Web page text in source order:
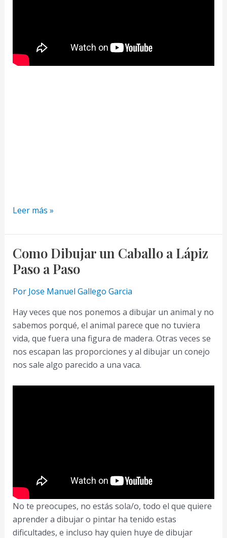
Como
un
Unicornio
Realista
con
Lapiz
a
Paso
Leer más »
Como Dibujar un Caballo a Lápiz
Paso a Paso
Por Jose Manuel Gallego Garcia
Hay veces que nos ponemos a dibujar un animal y no
sabemos porqué, el animal parece que no tuviera
vida, que fuera una figura de madera. Otras veces se
nos escapan las proporciones y al dibujar un conejo
nos sale algo parecido a una vaca.
No te preocupes, no estás sola/o, todo el que quiere
aprender a dibujar o pintar ha tenido estas
dificultades, e incluso hay quien huye de dibujar